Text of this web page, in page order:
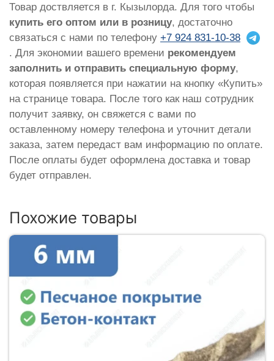
Товар доствляется в г. Кызылорда. Для того чтобы
купить его оптом или в розницу, достаточно
связаться с нами по телефону +7 924 831-10-38
. Для экономии вашего времени рекомендуем
заполнить и отправить специальную форму,
которая появляется при нажатии на кнопку «Купить»
на странице товара. После того как наш сотрудник
получит заявку, он свяжется с вами по
оставленному номеру телефона и уточнит детали
заказа, затем передаст вам информацию по оплате.
После оплаты будет оформлена доставка и товар
будет отправлен.
Похожие товары